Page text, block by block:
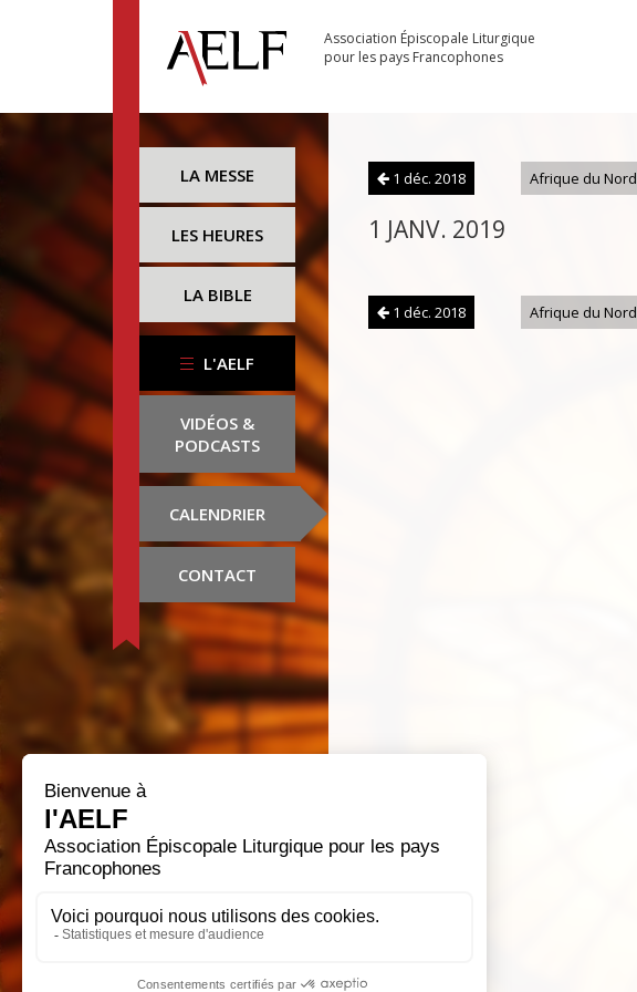
Association Épiscopale Liturgique
pour les pays Francophones
LA MESSE
LES HEURES
LA BIBLE
L'AELF
VIDÉOS &
PODCASTS
CALENDRIER
CONTACT
1 déc. 2018 Afrique du Nord
1 JANV. 2019
1 déc. 2018 Afrique du Nord